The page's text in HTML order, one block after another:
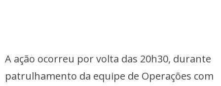
A ação ocorreu por volta das 20h30, durante
patrulhamento da equipe de Operações com